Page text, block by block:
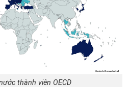
thành viên OECD